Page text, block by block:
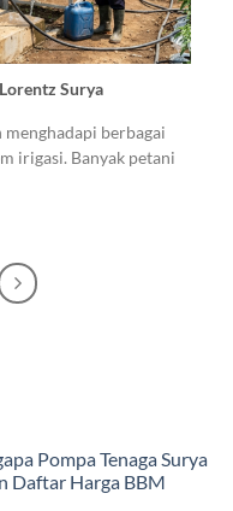
Surya
berbagai
irigasi. Banyak petani
Pompa Tenaga Surya
Daftar Harga BBM